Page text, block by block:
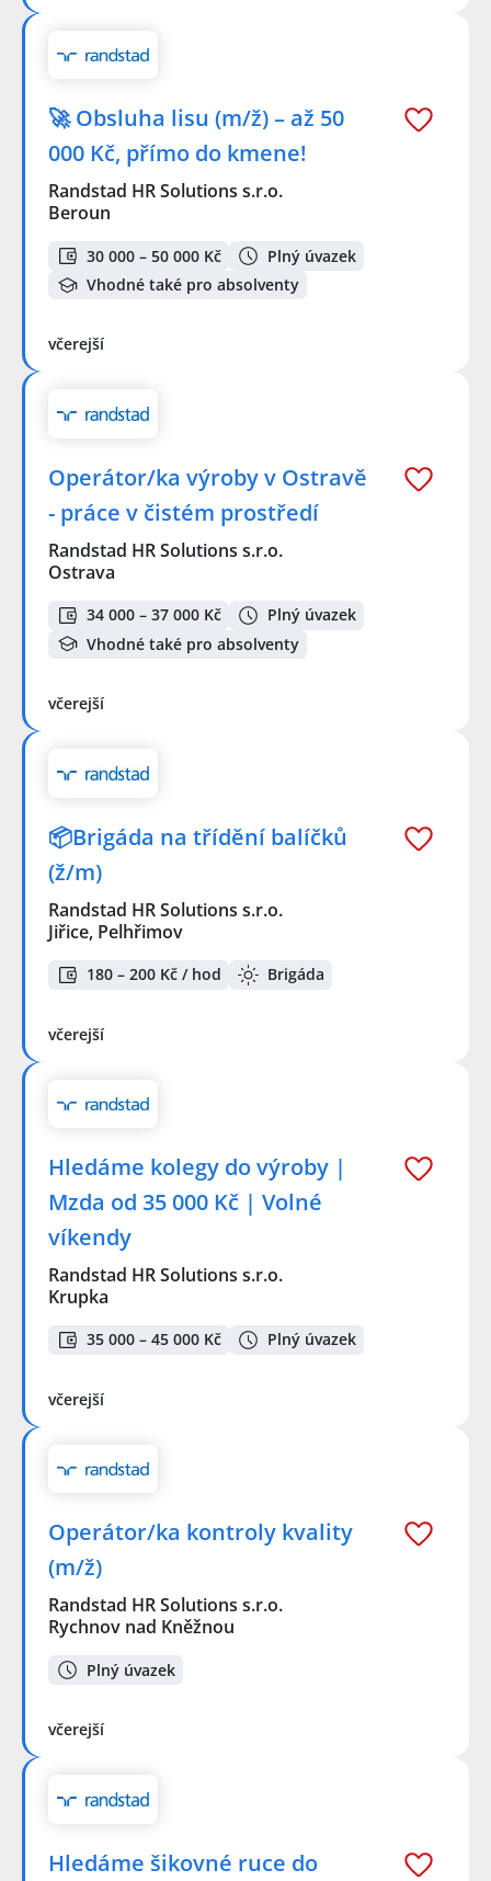
🚀 Obsluha lisu (m/ž) – až 50
000 Kč, přímo do kmene!
Randstad HR Solutions s.r.o.
Beroun
30 000 – 50 000 Kč
Plný úvazek
Vhodné také pro absolventy
včerejší
Operátor/ka výroby v Ostravě
- práce v čistém prostředí
Randstad HR Solutions s.r.o.
Ostrava
34 000 – 37 000 Kč
Plný úvazek
Vhodné také pro absolventy
včerejší
📦Brigáda na třídění balíčků
(ž/m)
Randstad HR Solutions s.r.o.
Jiřice, Pelhřimov
180 – 200 Kč / hod Brigáda
včerejší
Hledáme kolegy do výroby |
Mzda od 35 000 Kč | Volné
víkendy
Randstad HR Solutions s.r.o.
Krupka
35 000 – 45 000 Kč Plný úvazek
včerejší
Operátor/ka kontroly kvality
(m/ž)
Randstad HR Solutions s.r.o.
Rychnov nad Kněžnou
Plný úvazek
včerejší
Hledáme šikovné ruce do